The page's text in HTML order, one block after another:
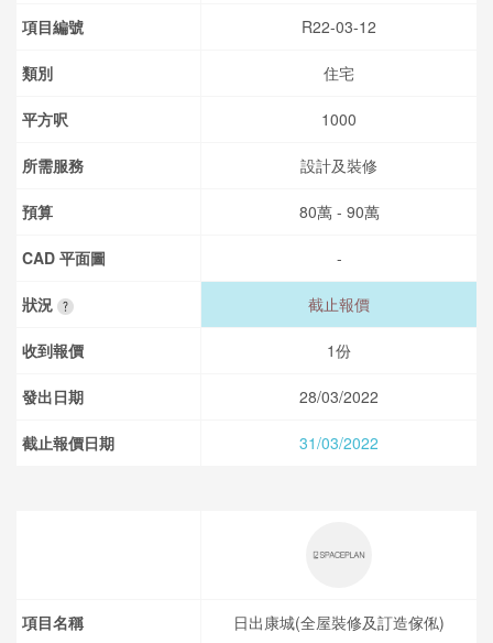
項目編號 R22-03-12
類別 住宅
平方呎 1000
所需服務 設計及裝修
預算 80萬 - 90萬
CAD 平面圖 -
狀況 截止報價
收到報價 1份
發出日期 28/03/2022
截止報價日期 31/03/2022
項目名稱 日出康城(全屋裝修及訂造傢俬)